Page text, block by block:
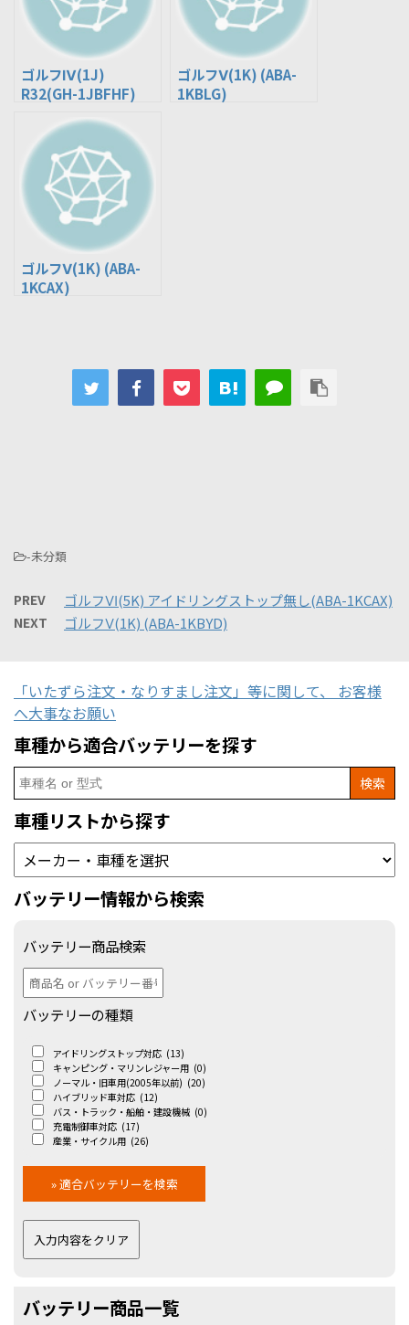
ゴルフⅣ(1J)
R32(GH-1JBFHF)
ゴルフⅤ(1K) (ABA-
1KBLG)
ゴルフⅤ(1K) (ABA-
1KCAX)
-未分類
PREV ゴルフⅥ(5K) アイドリングストップ無し(ABA-1KCAX)
NEXT ゴルフⅤ(1K) (ABA-1KBYD)
「いたずら注文・なりすまし注文」等に関して、 お客様
へ大事なお願い
車種から適合バッテリーを探す
Search
for:
車種リストから探す
バッテリー情報から検索
バッテリー商品検索
バッテリーの種類
アイドリングストップ対応 (13)
キャンピング・マリンレジャー用 (0)
ノーマル・旧車用(2005年以前) (20)
ハイブリッド車対応 (12)
バス・トラック・船舶・建設機械 (0)
充電制御車対応 (17)
産業・サイクル用 (26)
バッテリー商品一覧